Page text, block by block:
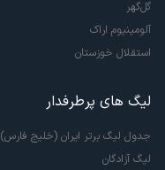
گل‌گهر
آلومینیوم اراک
استقلال خوزستان
لیگ های پرطرفدار
جدول لیگ برتر ایران (خلیج فارس)
لیگ آزادگان